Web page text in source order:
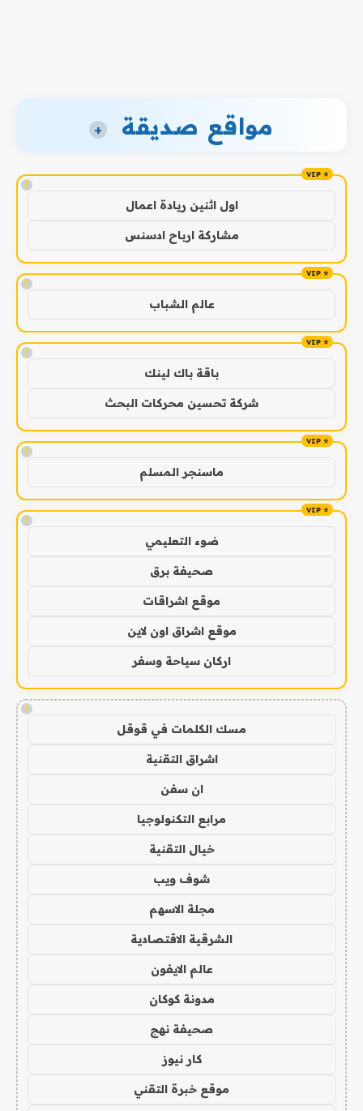
مواقع صديقة +
!
اول اثنين ريادة اعمال
مشاركة ارباح ادسنس
!
عالم الشباب
!
باقة باك لينك
شركة تحسين محركات البحث
!
ماسنجر المسلم
!
ضوء التعليمي
صحيفة برق
موقع اشراقات
موقع اشراق اون لاين
اركان سياحة وسفر
!
مسك الكلمات في قوقل
اشراق التقنية
ان سفن
مرابع التكنولوجيا
خيال التقنية
شوف ويب
مجلة الاسهم
الشرقية الاقتصادية
عالم الايفون
مدونة كوكان
صحيفة نهج
كار نيوز
موقع خبرة التقني